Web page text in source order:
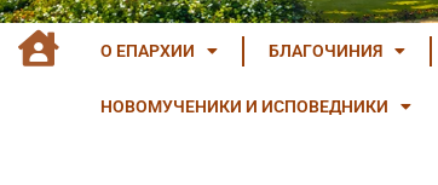
О ЕПАРХИИ БЛАГОЧИНИЯ
НОВОМУЧЕНИКИ И ИСПОВЕДНИКИ